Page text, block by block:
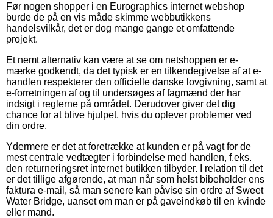
Før nogen shopper i en Eurographics internet webshop
burde de på en vis måde skimme webbutikkens
handelsvilkår, det er dog mange gange et omfattende
projekt.
Et nemt alternativ kan være at se om netshoppen er e-
mærke godkendt, da det typisk er en tilkendegivelse af at e-
handlen respekterer den officielle danske lovgivning, samt at
e-forretningen af og til undersøges af fagmænd der har
indsigt i reglerne på området. Derudover giver det dig
chance for at blive hjulpet, hvis du oplever problemer ved
din ordre.
Ydermere er det at foretrække at kunden er på vagt for de
mest centrale vedtægter i forbindelse med handlen, f.eks.
den returneringsret internet butikken tilbyder. I relation til det
er det tillige afgørende, at man når som helst bibeholder ens
faktura e-mail, så man senere kan påvise sin ordre af Sweet
Water Bridge, uanset om man er på gaveindkøb til en kvinde
eller mand.